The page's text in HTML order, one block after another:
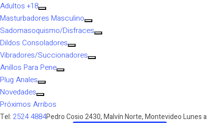
Adultos +18
Masturbadores Masculino
Sadomasoquismo/Disfraces
Dildos Consoladores
Vibradores/Succionadores
Anillos Para Pene
Plug Anales
Novedades
Próximos Arribos
Tel: 2524 4884Pedro Cosio 2430, Malvín Norte, MontevideoLunes a